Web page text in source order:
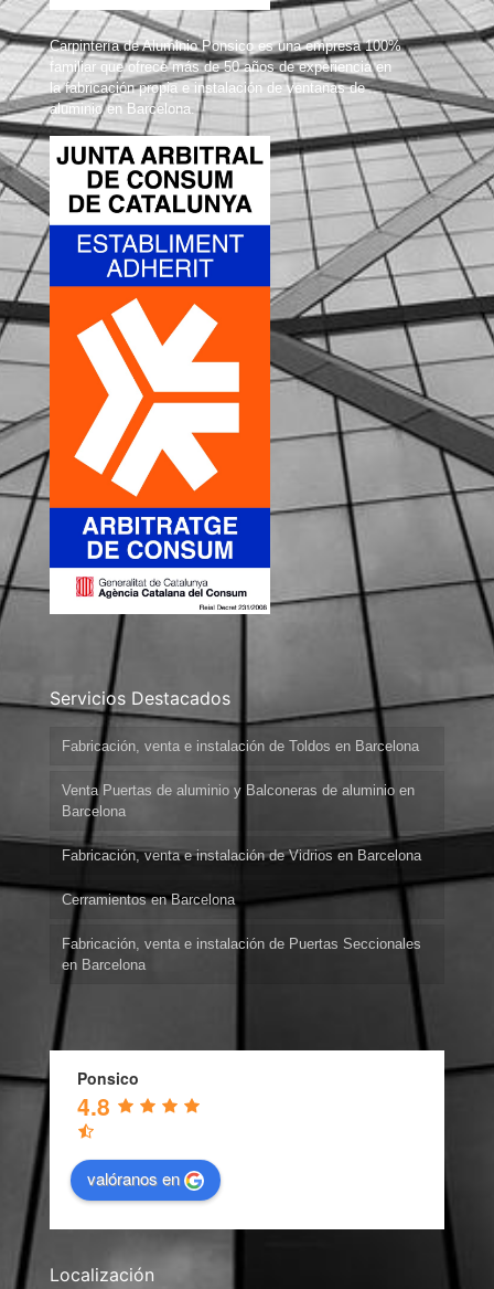
Carpintería de Aluminio Ponsico es una empresa 100%
familiar que ofrece más de 50 años de experiencia en
la fabricación propia e instalación de ventanas de
aluminio en Barcelona.
Servicios Destacados
Fabricación, venta e instalación de Toldos en Barcelona
Venta Puertas de aluminio y Balconeras de aluminio en
Barcelona
Fabricación, venta e instalación de Vidrios en Barcelona
Cerramientos en Barcelona
Fabricación, venta e instalación de Puertas Seccionales
en Barcelona
Ponsico
4.8
valóranos en
Localización